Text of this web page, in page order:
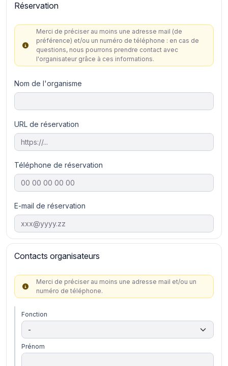
Réservation
Merci de préciser au moins une adresse mail (de
préférence) et/ou un numéro de téléphone : en cas de
questions, nous pourrons prendre contact avec
l'organisateur grâce à ces informations.
Nom de l'organisme
URL de réservation
Téléphone de réservation
E-mail de réservation
Contacts organisateurs
Merci de préciser au moins une adresse mail et/ou un
numéro de téléphone.
Fonction
Prénom